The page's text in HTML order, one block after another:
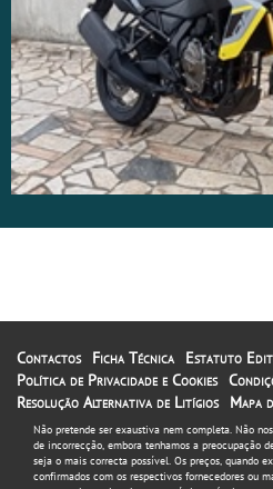
Contactos Ficha Técnica
Estatuto
Política de Privacidade e Cookies
Resolução Alternativa de Litígios
Mapa
Não pretende ser exaustiva nem completa. Não
de incorrecção, embora tenhamos a preocupação
seja o mais correcta possível. Os preços, quando
confirmados com os respectivos fornecedores ou